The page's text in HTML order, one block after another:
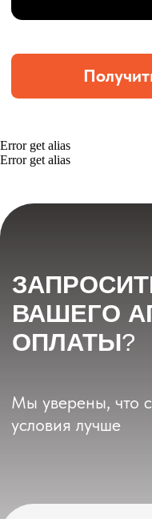
Error get alias
Error get alias